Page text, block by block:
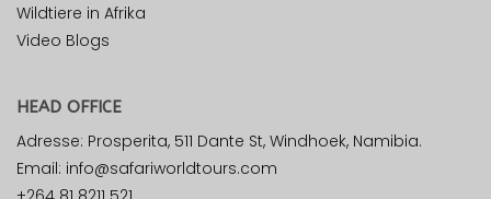
Wildtiere in Afrika
Video Blogs
HEAD OFFICE
Adresse: Prosperita, 511 Dante St, Windhoek, Namibia.
Email: info@safariworldtours.com